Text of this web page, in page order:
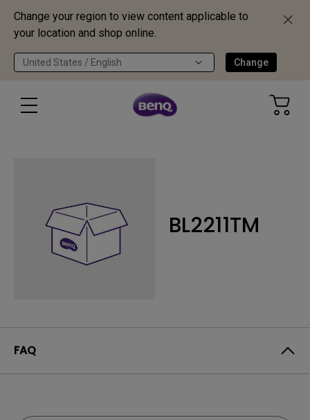
Change your region to view content applicable to
your location and shop online.
United States / English Change
BL2211TM
FAQ